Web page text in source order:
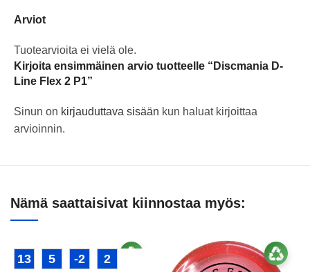
Arviot
Tuotearvioita ei vielä ole.
Kirjoita ensimmäinen arvio tuotteelle “Discmania D-
Line Flex 2 P1”
Sinun on kirjauduttava sisään kun haluat kirjoittaa
arvioinnin.
Nämä saattaisivat kiinnostaa myös:
13 5 -2 2